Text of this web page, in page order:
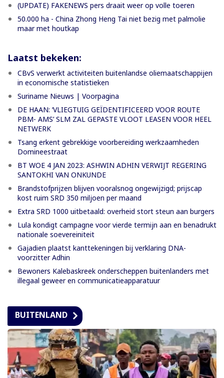
(UPDATE) FAKENEWS pers draait weer op volle toeren
50.000 ha - China Zhong Heng Tai niet bezig met palmolie
maar met houtkap
Laatst bekeken:
CBvS verwerkt activiteiten buitenlandse oliemaatschappijen
in economische statistieken
Suriname Nieuws | Voorpagina
DE HAAN: ‘VLIEGTUIG GEÏDENTIFICEERD VOOR ROUTE
PBM- AMS’ SLM ZAL GEPASTE VLOOT LEASEN VOOR HEEL
NETWERK
Tsang erkent gebrekkige voorbereiding werkzaamheden
Domineestraat
BT WOE 4 JAN 2023: ASHWIN ADHIN VERWIJT REGERING
SANTOKHI VAN ONKUNDE
Brandstofprijzen blijven vooralsnog ongewijzigd; prijscap
kost ruim SRD 350 miljoen per maand
Extra SRD 1000 uitbetaald: overheid stort steun aan burgers
Lula kondigt campagne voor vierde termijn aan en benadrukt
nationale soevereiniteit
Gajadien plaatst kanttekeningen bij verklaring DNA-
voorzitter Adhin
Bewoners Kalebaskreek onderscheppen buitenlanders met
illegaal geweer en communicatieapparatuur
BUITENLAND